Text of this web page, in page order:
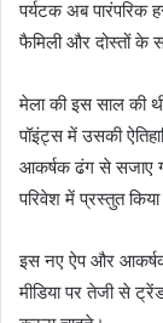
पर्यटक अब
फैमिली और दोस्तों के
मेला की इस साल की
पॉइंट्स में उसकी
आकर्षक ढंग से सजाए
परिवेश में प्रस्तुत
इस नए ऐप और
मीडिया पर तेजी से